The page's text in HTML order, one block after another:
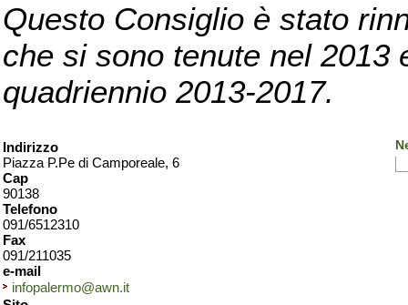
Questo Consiglio è stato
che si sono tenute nel 2013
quadriennio 2013-2017.
Indirizzo
Piazza P.Pe di Camporeale, 6
Cap
90138
Telefono
091/6512310
Fax
091/211035
e-mail
infopalermo@awn.it